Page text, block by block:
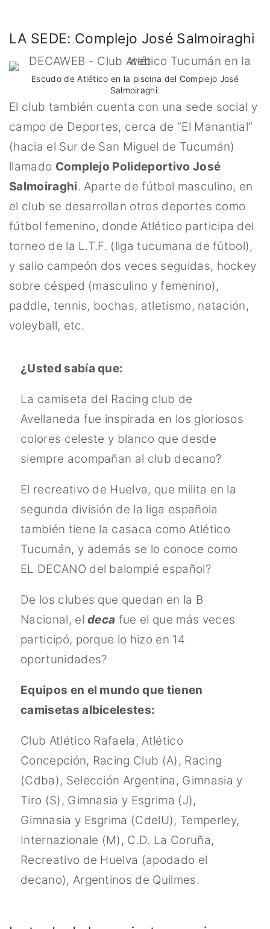
LA SEDE: Complejo José Salmoiraghi
Escudo de Atlético en la piscina del Complejo José
Salmoiraghi.
El club también cuenta con una sede social y
campo de Deportes, cerca de “El Manantial”
(hacia el Sur de San Miguel de Tucumán)
llamado Complejo Polideportivo José
Salmoiraghi. Aparte de fútbol masculino, en
el club se desarrollan otros deportes como
fútbol femenino, donde Atlético participa del
torneo de la L.T.F. (liga tucumana de fútbol),
y salio campeón dos veces seguidas, hockey
sobre césped (masculino y femenino),
paddle, tennis, bochas, atletismo, natación,
voleyball, etc.
¿Usted sabía que:
La camiseta del Racing club de
Avellaneda fue inspirada en los gloriosos
colores celeste y blanco que desde
siempre acompañan al club decano?
El recreativo de Huelva, que milita en la
segunda división de la liga española
también tiene la casaca como Atlético
Tucumán, y además se lo conoce como
EL DECANO del balompié español?
De los clubes que quedan en la B
Nacional, eldeca fue el que más veces
participó, porque lo hizo en 14
oportunidades?
Equipos en el mundo que tienen
camisetas albicelestes:
Club Atlético Rafaela, Atlético
Concepción, Racing Club (A), Racing
(Cdba), Selección Argentina, Gimnasia y
Tiro (S), Gimnasia y Esgrima (J),
Gimnasia y Esgrima (CdelU), Temperley,
Internazionale (M), C.D. La Coruña,
Recreativo de Huelva (apodado el
decano), Argentinos de Quilmes.